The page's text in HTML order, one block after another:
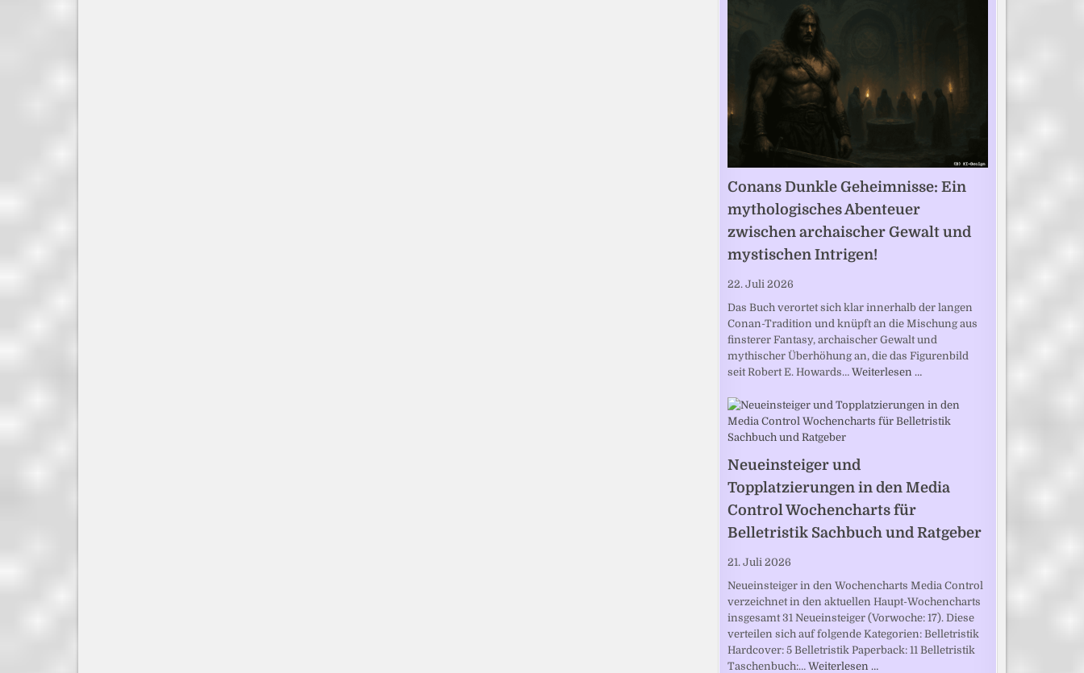
Conans Dunkle Geheimnisse: Ein
mythologisches Abenteuer
zwischen archaischer Gewalt und
mystischen Intrigen!
22. Juli 2026
Das Buch verortet sich klar innerhalb der langen
Conan-Tradition und knüpft an die Mischung aus
finsterer Fantasy, archaischer Gewalt und
mythischer Überhöhung an, die das Figurenbild
seit Robert E. Howards… Weiterlesen …
Neueinsteiger und
Topplatzierungen in den Media
Control Wochencharts für
Belletristik Sachbuch und Ratgeber
21. Juli 2026
Neueinsteiger in den Wochencharts Media Control
verzeichnet in den aktuellen Haupt-Wochencharts
insgesamt 31 Neueinsteiger (Vorwoche: 17). Diese
verteilen sich auf folgende Kategorien: Belletristik
Hardcover: 5 Belletristik Paperback: 11 Belletristik
Taschenbuch:… Weiterlesen …